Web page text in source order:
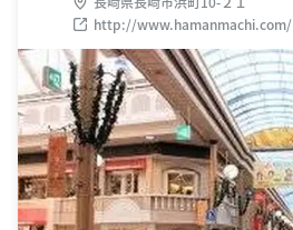
http://www.hamanmachi.com/